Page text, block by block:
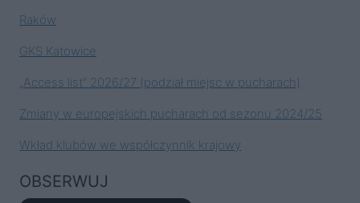
Raków
GKS Katowice
„Access list” 2026/27 (podział miejsc w pucharach)
Zmiany w europejskich pucharach od sezonu 2024/25
Wkład klubów we współczynnik krajowy
OBSERWUJ